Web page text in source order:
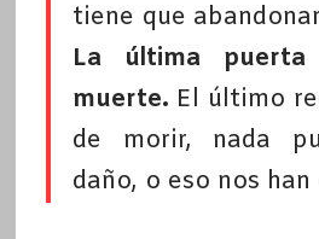
tiene que
La última
muerte. El último
de morir, nada
daño, o eso nos han